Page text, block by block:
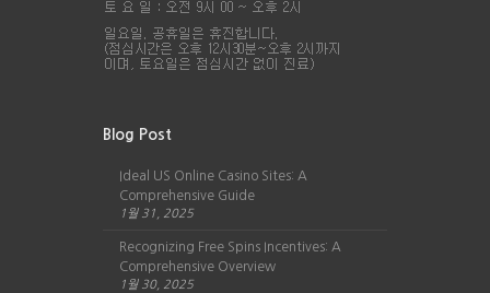
Blog Post
Ideal US Online Casino Sites: A
Comprehensive Guide
1월 31, 2025
Recognizing Free Spins Incentives: A
Comprehensive Overview
1월 30, 2025